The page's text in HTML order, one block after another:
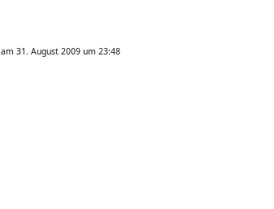
am 31. August 2009 um 23:48